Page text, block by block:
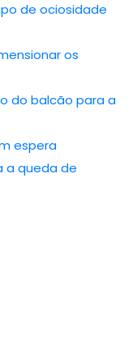
de ociosidade
os
do balcão para a
espera
a queda de